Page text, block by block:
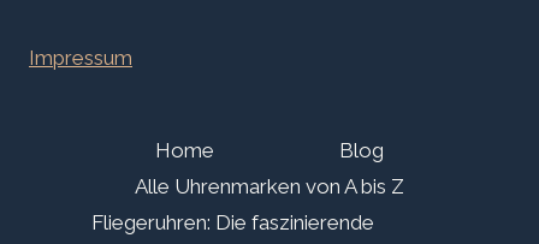
Impressum
Home
Blog
Alle Uhrenmarken von A bis Z
Fliegeruhren: Die faszinierende